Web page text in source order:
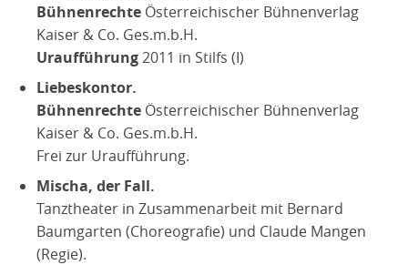
Bühnenrechte Österreichischer Bühnenverlag
Kaiser & Co. Ges.m.b.H.
Uraufführung2011 in Stilfs (I)
Liebeskontor.
Bühnenrechte Österreichischer Bühnenverlag
Kaiser & Co. Ges.m.b.H.
Frei zur Uraufführung.
Mischa, der Fall.
Tanztheater in Zusammenarbeit mit Bernard
Baumgarten (Choreografie) und Claude Mangen
(Regie).